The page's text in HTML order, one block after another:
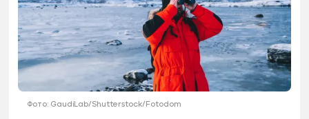
Фото: GaudiLab/Shutterstock/Fotodom